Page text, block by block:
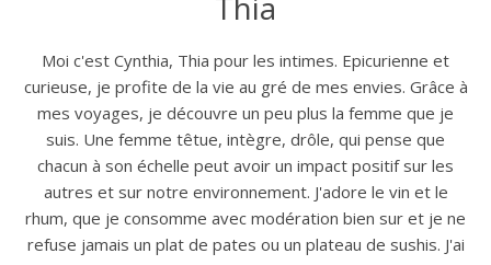
Moi c'est Cynthia, Thia pour les intimes. Epicurienne et
curieuse, je profite de la vie au gré de mes envies. Grâce à
mes voyages, je découvre un peu plus la femme que je
suis. Une femme têtue, intègre, drôle, qui pense que
chacun à son échelle peut avoir un impact positif sur les
autres et sur notre environnement. J'adore le vin et le
rhum, que je consomme avec modération bien sur et je ne
refuse jamais un plat de pates ou un plateau de sushis. J'ai